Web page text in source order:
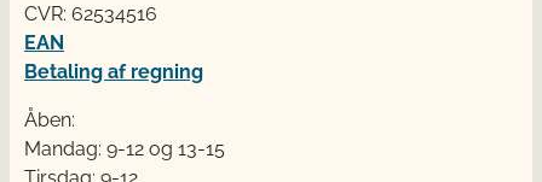
CVR: 62534516
EAN
Betaling af regning
Åben:
Mandag: 9-12 og 13-15